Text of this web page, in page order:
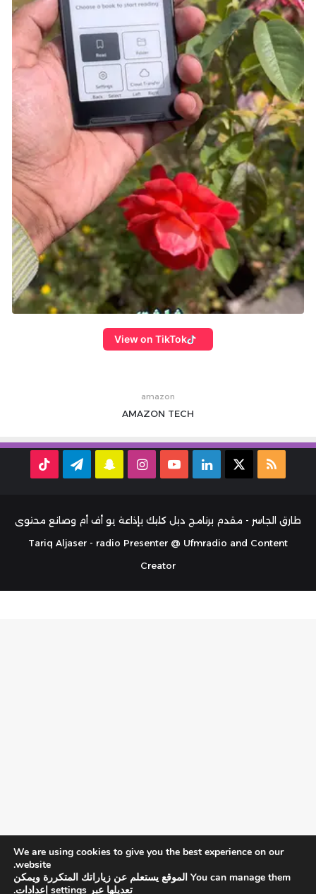
View on TikTok
amazon
AMAZON TECH
ملخص
RSS
لينكدإن ‫YouTubeانستقرامسناب تيلقرام
طارق الجاسر - مقدم برنامج دبل كليك بإذاعة يو أف أم وصانع محتوى
Tariq Aljaser - radio Presenter @ Ufmradio and Content
Creator
We are using cookies to give you the best experience on our
website.
You can manage them الموقع يستعلم عن زياراتك المتكررة ويمكن
تعديلها عبر settings إعدادات .